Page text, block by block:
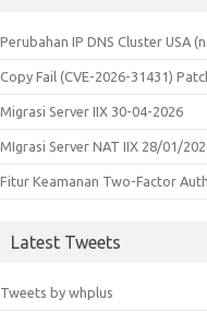
Perubahan IP DNS Cluster USA
Copy Fail (CVE-2026-31431)
Migrasi Server IIX 30-04-2026
MIgrasi Server NAT IIX 28/01/
Fitur Keamanan Two-Factor
Latest Tweets
Tweets by whplus